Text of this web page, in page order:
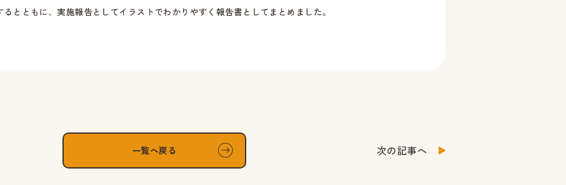
とともに、実施報告としてイラストでわかりやすく報告書としてまとめました。
一覧へ戻る 次の記事へ